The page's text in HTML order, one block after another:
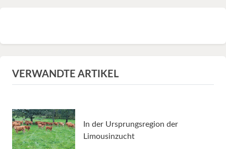
VERWANDTE ARTIKEL
In der Ursprungsregion der
Limousinzucht